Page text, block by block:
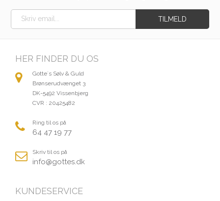
HER FINDER DU OS
Gotte´s Sølv & Guld
Brønserudvænget 3
DK-5492 Vissenbjerg
CVR : 20425482
Ring til os på
64 47 19 77
Skriv til os på
info@gottes.dk
KUNDESERVICE